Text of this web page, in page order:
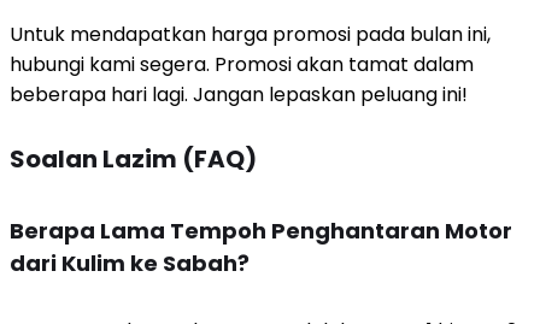
Untuk mendapatkan harga promosi pada bulan ini,
hubungi kami segera. Promosi akan tamat dalam
beberapa hari lagi. Jangan lepaskan peluang ini!
Soalan Lazim (FAQ)
Berapa Lama Tempoh Penghantaran Motor
dari Kulim ke Sabah?